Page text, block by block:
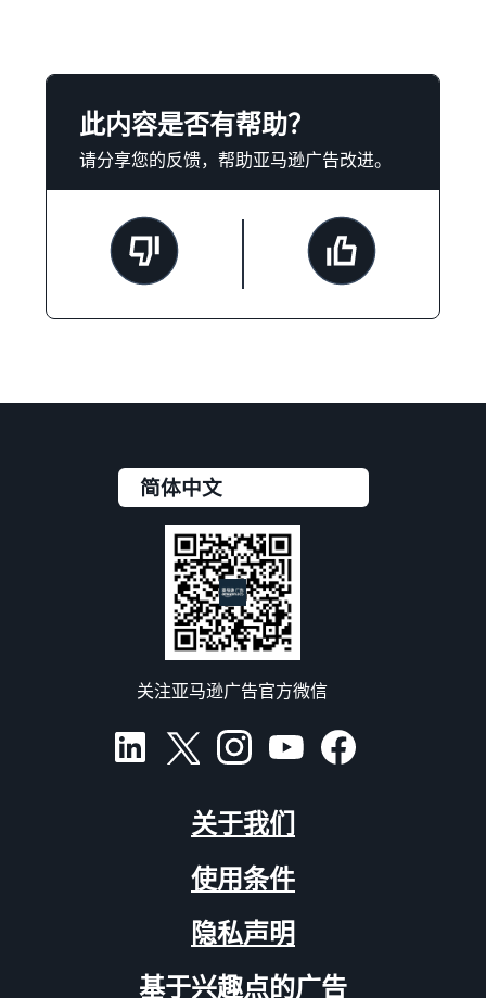
此内容是否有帮助？
请分享您的反馈，帮助亚马逊广告改进。
关注亚马逊广告官方微信
关于我们
使用条件
隐私声明
基于兴趣点的广告